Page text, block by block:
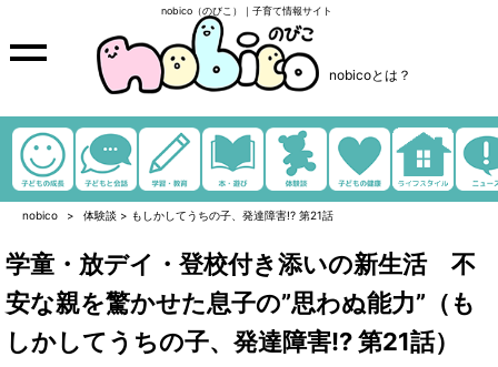
nobico（のびこ）｜子育て情報サイト
nobicoとは？
nobico 体験談 > もしかしてうちの子、発達障害!? 第21話
学童・放デイ・登校付き添いの新生活 不
安な親を驚かせた息子の”思わぬ能力”（も
しかしてうちの子、発達障害!? 第21話）